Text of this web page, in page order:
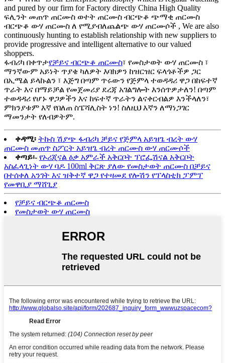
and pured by our firm for Factory directly China High Quality
ፍሊንት መጠጥ ጠርሙስ ወተት ጠርሙስ ብርጭቆ ጭማቂ ጠርሙስ
ብርጭቆ ውሃ ጠርሙስ ለ የሚያብለጨልጭ ውሃ ጠርሙሶች , We are also
continuously hunting to establish relationship with new suppliers to
provide progressive and intelligent alternative to our valued
shoppers.
ፋብሪካ በቀጥታየቻይና ብርጭቆ ጠርሙስ፣ የመስታወት ውሃ ጠርሙስ ፣
ማንኛውም አይነት ጥያቄ ካለዎት እባክዎን ከዝርዝር ፍላጎቶችዎ ጋር
በኢሜል ይላኩልን ፣ እጅግ በጣም ጥሩውን የጅምላ ተወዳዳሪ ዋጋ በከፍተኛ
ጥራት እና በማይቻል የመጀመሪያ ደረጃ አገልግሎት እንሰጥዎታለን! በጣም
ተወዳዳሪ የሆኑ ዋጋዎችን እና ከፍተኛ ጥራትን ልናቀርብልዎ እንችላለን፣
ምክንያቱም እኛ የበለጠ ስፔሻሊስት ነን! ስለዚህ እኛን ለማነጋገር
ማመንታት የለብዎትም.
ቀዳሚ፡ ትኩስ ሽያጭ ፋብሪካ ቻይና የጅምላ አይዝጌ ብረት ውሃ
ጠርሙስ መጠጥ ስፖርት አይዝጌ ብረት ጠርሙስ ውሃ ጠርሙሶች
ቀጣይ፡- የኦሪጂናል ዕቃ አምራች አቅርቦት ፕሮፌሽናል አቅርቦት
አስፈላጊነት ውሃ ባዶ 100ml ቅርጽ ያለው የመስታወት ጠርሙስ በቻይና
በተሰቀለ አንገት እና ዝቅተኛ ዋጋ የተዛመደ የሎሽን የፕላስቲክ ፓምፕ
የመዋቢያ ማሸጊያ
የቻይና ብርጭቆ ጠርሙስ
የመስታወት ውሃ ጠርሙስ